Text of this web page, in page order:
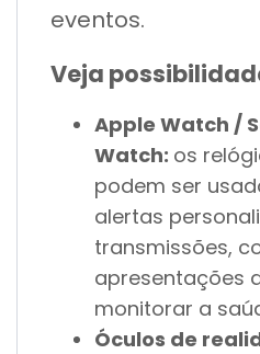
eventos.
Veja
Apple Watch /
Watch: os
podem ser
alertas
transmissões,
apresentações
monitorar a
Óculos de